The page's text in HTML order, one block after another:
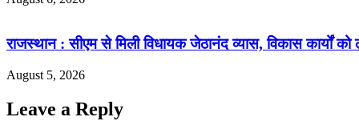
राजस्थान : सीएम से मिली विधायक जेठानंद व्यास, विकास कार्यों को
August 5, 2026
Leave a Reply